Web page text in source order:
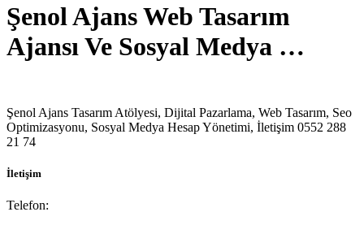
Şenol Ajans Web Tasarım
Ajansı Ve Sosyal Medya …
Şenol Ajans Tasarım Atölyesi, Dijital Pazarlama, Web Tasarım, Seo
Optimizasyonu, Sosyal Medya Hesap Yönetimi, İletişim 0552 288
21 74
İletişim
Telefon: